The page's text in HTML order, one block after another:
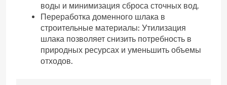
воды и минимизация сброса сточных вод.
Переработка доменного шлака в
строительные материалы: Утилизация
шлака позволяет снизить потребность в
природных ресурсах и уменьшить объемы
отходов.